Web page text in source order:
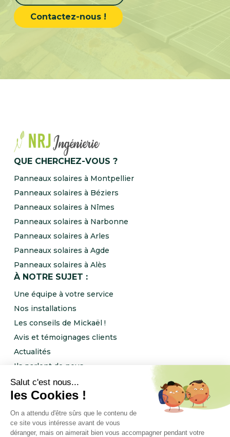
Contactez-nous !
QUE CHERCHEZ-VOUS ?
Panneaux solaires à Montpellier
Panneaux solaires à Béziers
Panneaux solaires à Nîmes
Panneaux solaires à Narbonne
Panneaux solaires à Arles
Panneaux solaires à Agde
Panneaux solaires à Alès
À NOTRE SUJET :
Une équipe à votre service
Nos installations
Les conseils de Mickaël !
Avis et témoignages clients
Actualités
Ils parlent de nous
Rejoignez l’équipe NRJ Ingénierie !
Notre programme de parrainage